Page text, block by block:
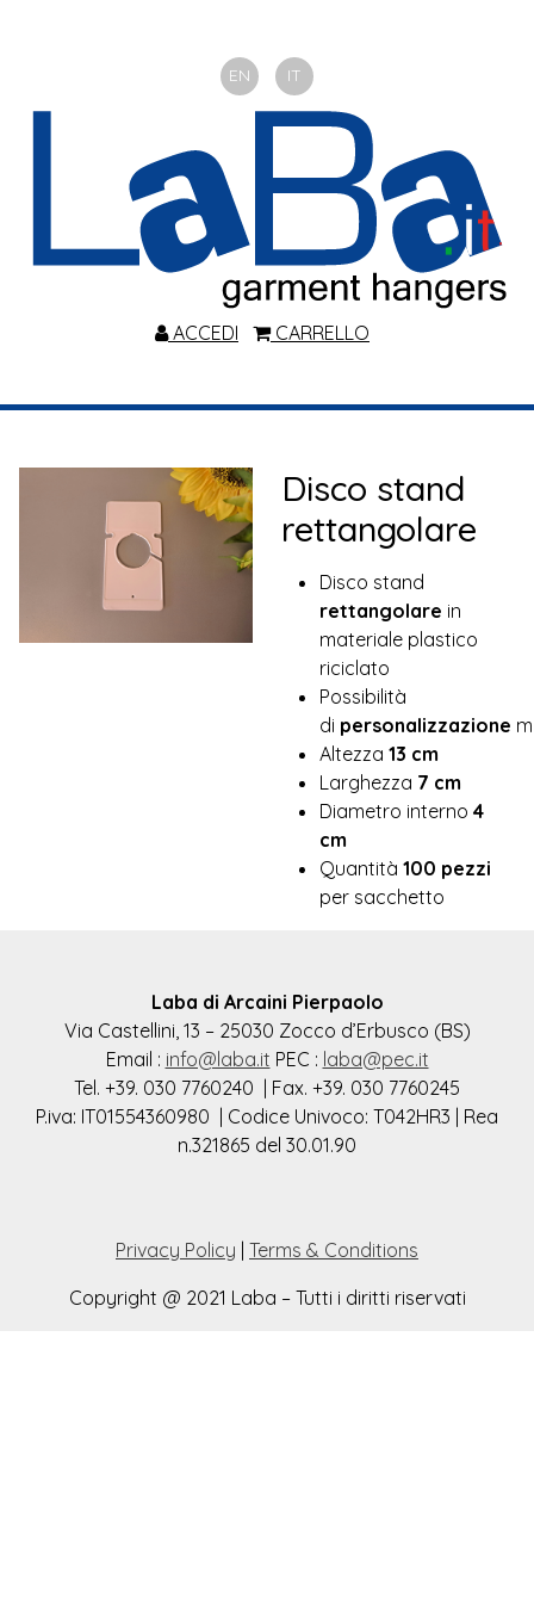
EN IT
ACCEDI CARRELLO
Disco stand
rettangolare
Disco stand
rettangolare in
materiale plastico
riciclato
Possibilità
di personalizzazione
Altezza 13 cm
Larghezza 7 cm
Diametro interno 4
cm
Quantità 100 pezzi
per sacchetto
Laba di Arcaini Pierpaolo
Via Castellini, 13 – 25030 Zocco d’Erbusco (BS)
Email : info@laba.it PEC : laba@pec.it
Tel. +39. 030 7760240 | Fax. +39. 030 7760245
P.iva: IT01554360980 | Codice Univoco: T042HR3 | Rea
n.321865 del 30.01.90
Privacy Policy Terms & Conditions
Copyright @ 2021 Laba – Tutti i diritti riservati